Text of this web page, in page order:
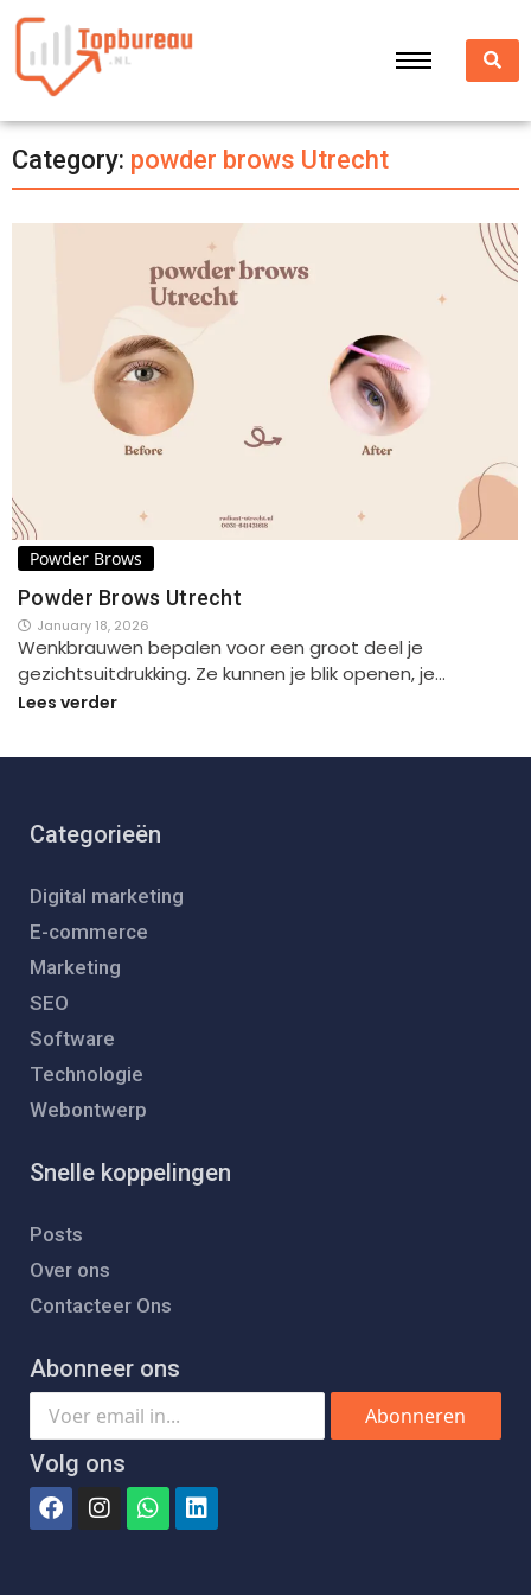
Category: ⁠powder brows Utrecht
Powder Brows
Powder Brows Utrecht
January 18, 2026
Wenkbrauwen bepalen voor een groot deel je
gezichtsuitdrukking. Ze kunnen je blik openen, je…
Lees verder
Categorieën
Digital marketing
E-commerce
Marketing
SEO
Software
Technologie
Webontwerp
Snelle koppelingen
Posts
Over ons
Contacteer Ons
Abonneer ons
Abonneren
Volg ons